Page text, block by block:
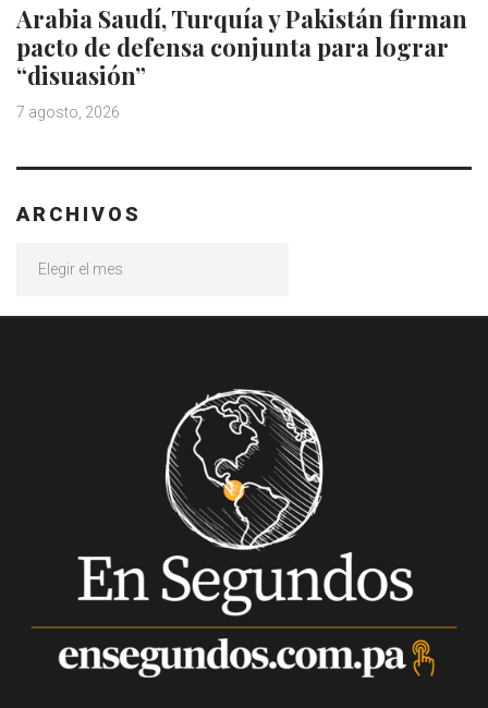
Arabia Saudí, Turquía y Pakistán firman
pacto de defensa conjunta para lograr
“disuasión”
7 agosto, 2026
ARCHIVOS